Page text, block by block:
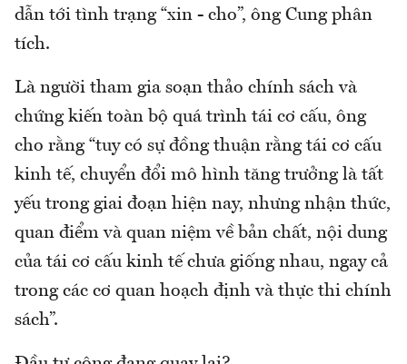
dẫn tới tình trạng “xin - cho”, ông Cung phân
tích.
Là người tham gia soạn thảo chính sách và
chứng kiến toàn bộ quá trình tái cơ cấu, ông
cho rằng “tuy có sự đồng thuận rằng tái cơ cấu
kinh tế, chuyển đổi mô hình tăng trưởng là tất
yếu trong giai đoạn hiện nay, nhưng nhận thức,
quan điểm và quan niệm về bản chất, nội dung
của tái cơ cấu kinh tế chưa giống nhau, ngay cả
trong các cơ quan hoạch định và thực thi chính
sách”.